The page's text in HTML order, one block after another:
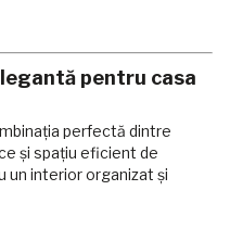
pentru casa
perfectă dintre
și spațiu eficient de
un interior organizat și